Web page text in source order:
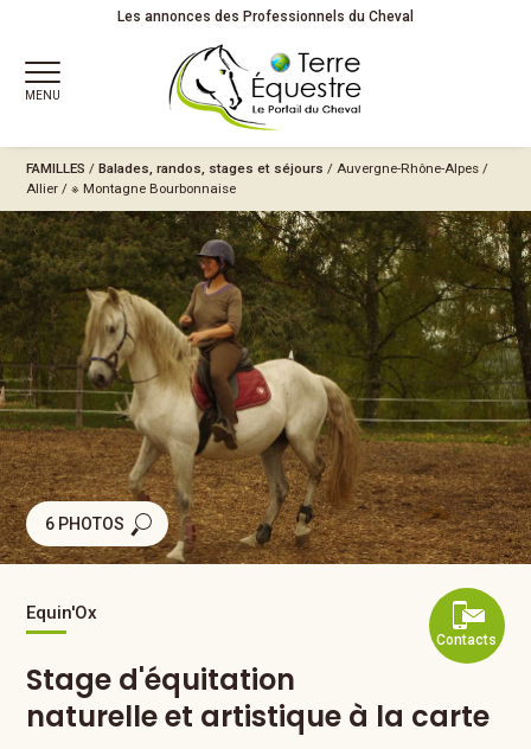
Les annonces des Professionnels du Cheval
MENU
FAMILLES /Balades, randos, stages et séjours /Auvergne-Rhône-Alpes /
Allier /※ Montagne Bourbonnaise
6 PHOTOS
Contacts
Equin'Ox
Stage d'équitation
naturelle et artistique à la carte